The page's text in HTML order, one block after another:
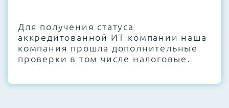
Этап 4:Стресс-тестирование под 100%
нагрузкой в течение 72 часов для
проверки стабильности всех подсистем
Для получения статуса
аккредитованной ИТ-компании наша
компания прошла дополнительные
проверки в том числе налоговые.